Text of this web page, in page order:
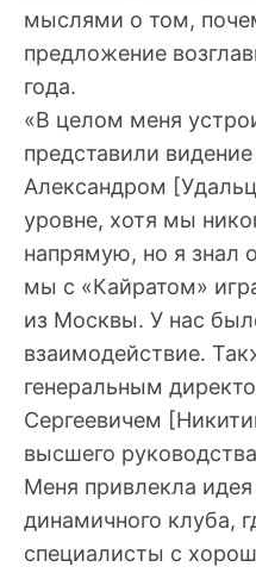
мыслями о том,
предложение
года.
«В целом меня
представили
Александром
уровне, хотя мы
напрямую, но я знал
мы с «Кайратом»
из Москвы. У нас
взаимодействие.
генеральным
Сергеевичем
высшего
Меня привлекла
динамичного клуба,
специалисты с